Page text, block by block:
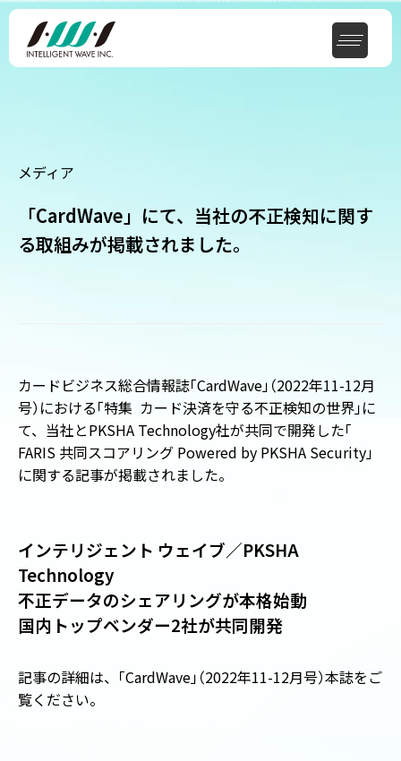
メディア
「CardWave」にて、当社の不正検知に関す
る取組みが掲載されました。
カードビジネス総合情報誌「CardWave」
（2022年11-12月
号）における「特集 カード決済を守る不正検知の世界」に
て、当社とPKSHA Technology社が共同で開発した「
FARIS 共同スコアリング Powered by PKSHA Security」
に関する記事が掲載されました。
インテリジェント ウェイブ／PKSHA
Technology
不正データのシェアリングが本格始動
国内トップベンダー2社が共同開発
記事の詳細は、 「CardWave」
（2022年11-12月号）本誌をご
覧ください。